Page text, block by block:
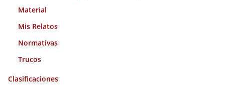
Material
Mis Relatos
Normativas
Trucos
Clasificaciones